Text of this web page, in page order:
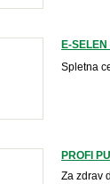
E-
Spletna
PROFI
Za zdrav